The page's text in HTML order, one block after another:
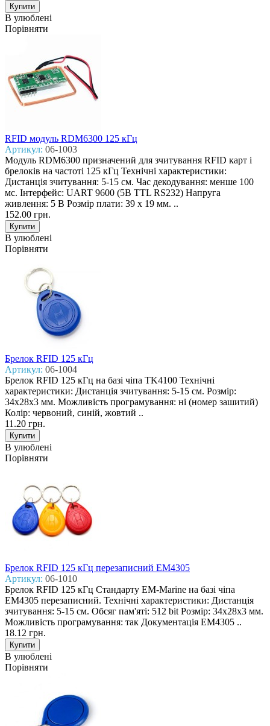
В улюблені
Порівняти
RFID модуль RDM6300 125 кГц
Артикул: 06-1003
Модуль RDM6300 призначений для зчитування RFID карт і
брелоків на частоті 125 кГц Технічні характеристики:
Дистанція зчитування: 5-15 см. Час декодування: менше 100
мс. Інтерфейс: UART 9600 (5В TTL RS232) Напруга
живлення: 5 В Розмір плати: 39 х 19 мм. ..
152.00 грн.
В улюблені
Порівняти
Брелок RFID 125 кГц
Артикул: 06-1004
Брелок RFID 125 кГц на базі чіпа TK4100 Технічні
характеристики: Дистанція зчитування: 5-15 см. Розмір:
34х28х3 мм. Можливість програмування: ні (номер зашитий)
Колір: червоний, синій, жовтий ..
11.20 грн.
В улюблені
Порівняти
Брелок RFID 125 кГц перезаписний EM4305
Артикул: 06-1010
Брелок RFID 125 кГц Стандарту EM-Marine на базі чіпа
EM4305 перезаписний. Технічні характеристики: Дистанція
зчитування: 5-15 см. Обсяг пам'яті: 512 bit Розмір: 34х28х3 мм.
Можливість програмування: так Документація EM4305 ..
18.12 грн.
В улюблені
Порівняти